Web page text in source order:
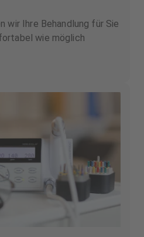
wir Ihre Behandlung für Sie
wie möglich